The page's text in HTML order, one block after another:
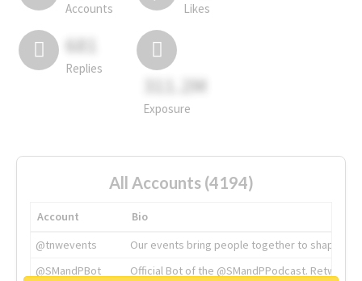
Accounts Likes
681
Replies
311.2M
Exposure
All Accounts (4194)
Account
Bio
@tnwevents
Our events bring people together to shape the
@SMandPBot
Official Bot of the @SMandPPodcast.